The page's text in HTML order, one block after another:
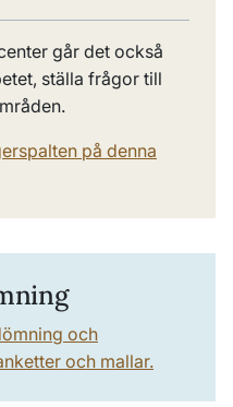
går det också
ställa frågor till
på denna
och
och mallar.